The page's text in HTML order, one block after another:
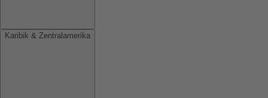
Karibik & Zentralamerika